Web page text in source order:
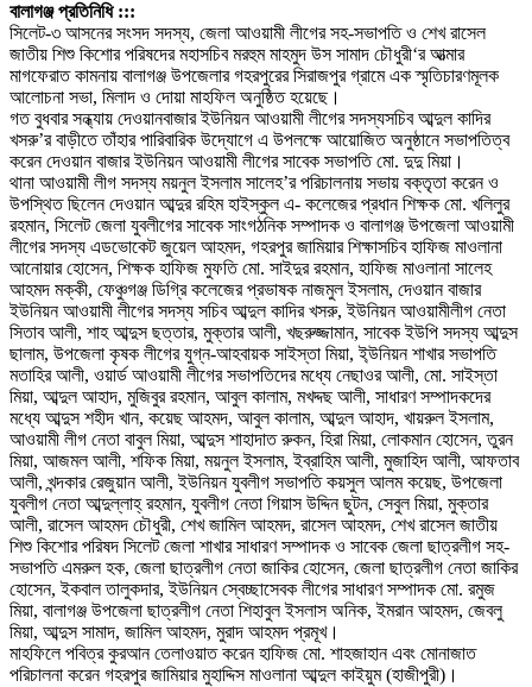
বালাগঞ্জ প্রতিনিধি :::
সিলেট-৩ আসনের সংসদ সদস্য, জেলা আওয়ামী লীগের সহ-সভাপতি ও শেখ রাসেল
জাতীয় শিশু কিশোর পরিষদের মহাসচিব মরহুম মাহমুদ উস সামাদ চৌধুরী‘র আত্মার
মাগফেরাত কামনায় বালাগঞ্জ উপজেলার গহরপুরের সিরাজপুর গ্রামে এক স্মৃতিচারণমূলক
আলোচনা সভা, মিলাদ ও দোয়া মাহফিল অনুষ্ঠিত হয়েছে।
গত বুধবার সন্ধ্যায় দেওয়ানবাজার ইউনিয়ন আওয়ামী লীগের সদস্যসচিব আব্দুল কাদির
খসরু’র বাড়ীতে তাঁহার পারিবারিক উদ্যোগে এ উপলক্ষে আয়োজিত অনুষ্ঠানে সভাপতিত্ব
করেন দেওয়ান বাজার ইউনিয়ন আওয়ামী লীগের সাবেক সভাপতি মো. দুদু মিয়া।
থানা আওয়ামী লীগ সদস্য ময়নুল ইসলাম সালেহ’র পরিচালনায় সভায় বক্তৃতা করেন ও
উপস্থিত ছিলেন দেওয়ান আব্দুর রহিম হাইস্কুল এ- কলেজের প্রধান শিক্ষক মো. খলিলুর
রহমান, সিলেট জেলা যুবলীগের সাবেক সাংগঠনিক সম্পাদক ও বালাগঞ্জ উপজেলা আওয়ামী
লীগের সদস্য এডভোকেট জুয়েল আহমদ, গহরপুর জামিয়ার শিক্ষাসচিব হাফিজ মাওলানা
আনোয়ার হোসেন, শিক্ষক হাফিজ মুফতি মো. সাইদুর রহমান, হাফিজ মাওলানা সালেহ
আহমদ মক্কী, ফেঞ্চুগঞ্জ ডিগ্রি কলেজের প্রভাষক নাজমুল ইসলাম, দেওয়ান বাজার
ইউনিয়ন আওয়ামী লীগের সদস্য সচিব আব্দুল কাদির খসরু, ইউনিয়ন আওয়ামীলীগ নেতা
সিতাব আলী, শাহ আব্দুস ছত্তার, মুক্তার আলী, খছরুজ্জামান, সাবেক ইউপি সদস্য আব্দুস
ছালাম, উপজেলা কৃষক লীগের যুগ্ন-আহবায়ক সাইস্তা মিয়া, ই্উনিয়ন শাখার সভাপতি
মতাহির আলী, ওয়ার্ড আওয়ামী লীগের সভাপতিদের মধ্যে নেছাওর আলী, মো. সাইস্তা
মিয়া, আব্দুল আহাদ, মুজিবুর রহমান, আবুল কালাম, মখদ্দছ আলী, সাধারণ সম্পাদকদের
মধ্যে আব্দুস শহীদ খান, কয়েছ আহমদ, আবুল কালাম, আব্দুল আহাদ, খায়রুল ইসলাম,
আওয়ামী লীগ নেতা বাবুল মিয়া, আব্দুস শাহাদাত রুকন, হিরা মিয়া, লোকমান হোসেন, তুরন
মিয়া, আজমল আলী, শফিক মিয়া, ময়নুল ইসলাম, ইব্রাহিম আলী, মুজাহিদ আলী, আফতাব
আলী, খন্দকার রেজুয়ান আলী, ইউনিয়ন যুবলীগ সভাপতি কয়সুল আলম কয়েছ, উপজেলা
যুবলীগ নেতা আব্দুল্লাহ্ রহমান, যুবলীগ নেতা গিয়াস উদ্দিন ছুটন, সেবুল মিয়া, মুক্তার
আলী, রাসেল আহমদ চৌধুরী, শেখ জামিল আহমদ, রাসেল আহমদ, শেখ রাসেল জাতীয়
শিশু কিশোর পরিষদ সিলেট জেলা শাখার সাধারণ সম্পাদক ও সাবেক জেলা ছাত্রলীগ সহ-
সভাপতি এমরুল হক, জেলা ছাত্রলীগ নেতা জাকির হোসেন, জেলা ছাত্রলীগ নেতা জাকির
হোসেন, ইকবাল তালুকদার, ইউনিয়ন স্বেচ্ছাসেবক লীগের সাধারণ সম্পাদক মো. রমুজ
মিয়া, বালাগঞ্জ উপজেলা ছাত্রলীগ নেতা শিহাবুল ইসলাস অনিক, ইমরান আহমদ, জেবলু
মিয়া, আব্দুস সামাদ, জামিল আহমদ, মুরাদ আহমদ প্রমূখ।
মাহফিলে পবিত্র কুরআন তেলাওয়াত করেন হাফিজ মো. শাহজাহান এবং মোনাজাত
পরিচালনা করেন গহরপুর জামিয়ার মুহাদ্দিস মাওলানা আব্দুল কাইয়ুম (হাজীপুরী)।